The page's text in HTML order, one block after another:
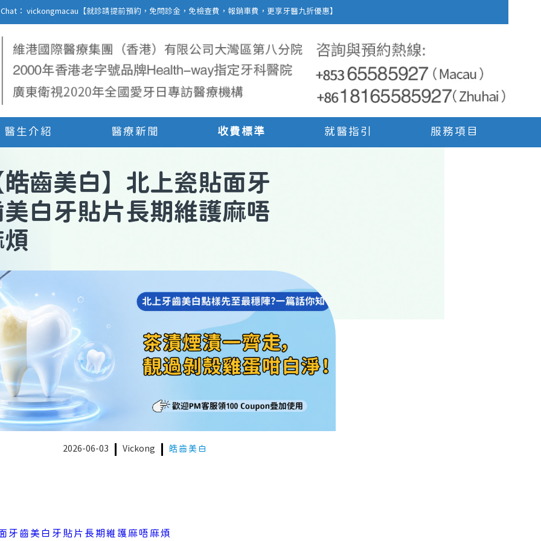
： vickongmacau【就診請提前預約，免問診金，免檢查費，報銷車費，更享牙醫九折優惠】
醫生介紹 醫療新聞 收費標準 就醫指引 服務項目
皓齒美白】 北上瓷貼面牙
白牙貼片長期維護麻唔
2026-06-03 Vickong 皓齒美白
牙齒美白牙貼片長期維護麻唔麻煩